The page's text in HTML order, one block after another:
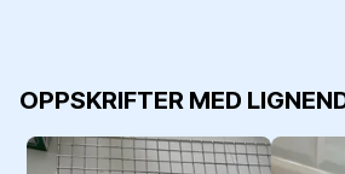
OPPSKRIFTER MED